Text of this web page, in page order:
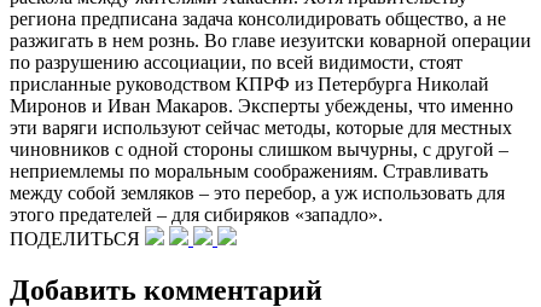
региона предписана задача консолидировать общество, а не
разжигать в нем рознь. Во главе иезуитски коварной операции
по разрушению ассоциации, по всей видимости, стоят
присланные руководством КПРФ из Петербурга Николай
Миронов и Иван Макаров. Эксперты убеждены, что именно
эти варяги используют сейчас методы, которые для местных
чиновников с одной стороны слишком вычурны, с другой –
неприемлемы по моральным соображениям. Стравливать
между собой земляков – это перебор, а уж использовать для
этого предателей – для сибиряков «западло».
ПОДЕЛИТЬСЯ
Добавить комментарий